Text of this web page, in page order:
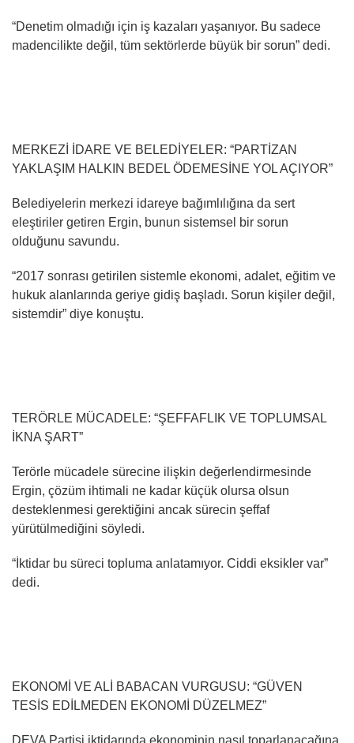
“Denetim olmadığı için iş kazaları yaşanıyor. Bu sadece
madencilikte değil, tüm sektörlerde büyük bir sorun” dedi.
MERKEZİ İDARE VE BELEDİYELER: “PARTİZAN
YAKLAŞIM HALKIN BEDEL ÖDEMESİNE YOL AÇIYOR”
Belediyelerin merkezi idareye bağımlılığına da sert
eleştiriler getiren Ergin, bunun sistemsel bir sorun
olduğunu savundu.
“2017 sonrası getirilen sistemle ekonomi, adalet, eğitim ve
hukuk alanlarında geriye gidiş başladı. Sorun kişiler değil,
sistemdir” diye konuştu.
TERÖRLE MÜCADELE: “ŞEFFAFLIK VE TOPLUMSAL
İKNA ŞART”
Terörle mücadele sürecine ilişkin değerlendirmesinde
Ergin, çözüm ihtimali ne kadar küçük olursa olsun
desteklenmesi gerektiğini ancak sürecin şeffaf
yürütülmediğini söyledi.
“İktidar bu süreci topluma anlatamıyor. Ciddi eksikler var”
dedi.
EKONOMİ VE ALİ BABACAN VURGUSU: “GÜVEN
TESİS EDİLMEDEN EKONOMİ DÜZELMEZ”
DEVA Partisi iktidarında ekonominin nasıl toparlanacağına